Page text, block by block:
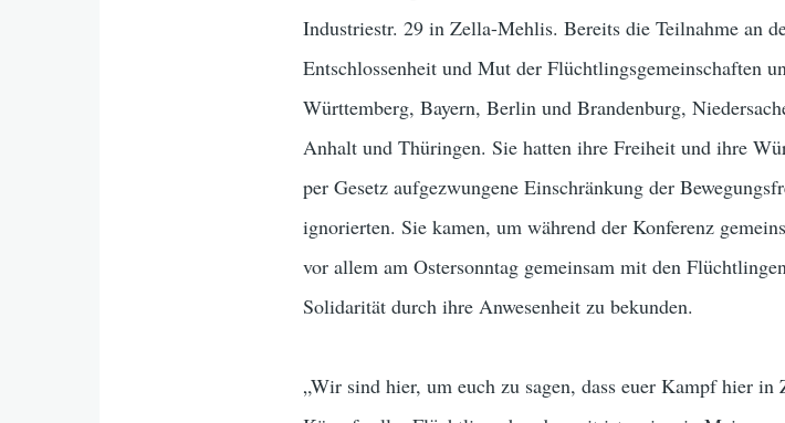
Industriestr. 29 in Zella-Mehlis. Bereits die Teilnahme an
Entschlossenheit und Mut der Flüchtlingsgemeinschaften
Württemberg, Bayern, Berlin und Brandenburg,
Anhalt und Thüringen. Sie hatten ihre Freiheit und ihre
per Gesetz aufgezwungene Einschränkung der
ignorierten. Sie kamen, um während der Konferenz
vor allem am Ostersonntag gemeinsam mit den
Solidarität durch ihre Anwesenheit zu bekunden.
„Wir sind hier, um euch zu sagen, dass euer Kampf hier